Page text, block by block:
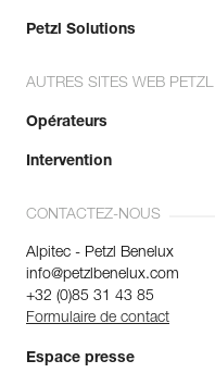
Petzl Solutions
AUTRES SITES WEB PETZL
Opérateurs
Intervention
CONTACTEZ-NOUS
Alpitec - Petzl Benelux
info@petzlbenelux.com
+32 (0)85 31 43 85
Formulaire de contact
Espace presse